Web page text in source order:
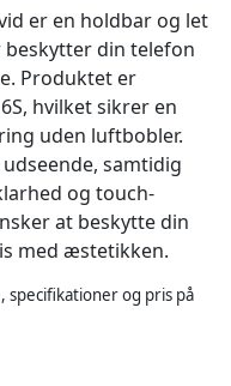
er en holdbar og let
din telefon
Produktet er
hvilket sikrer en
uden luftbobler.
samtidig
og touch-
at beskytte din
med æstetikken.
og pris på